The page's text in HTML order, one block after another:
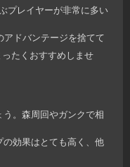
プレイヤーが非常に多い
ドバンテージを捨てて
たくおすすめしませ
う。森周回やガンクで相
効果はとても高く、他